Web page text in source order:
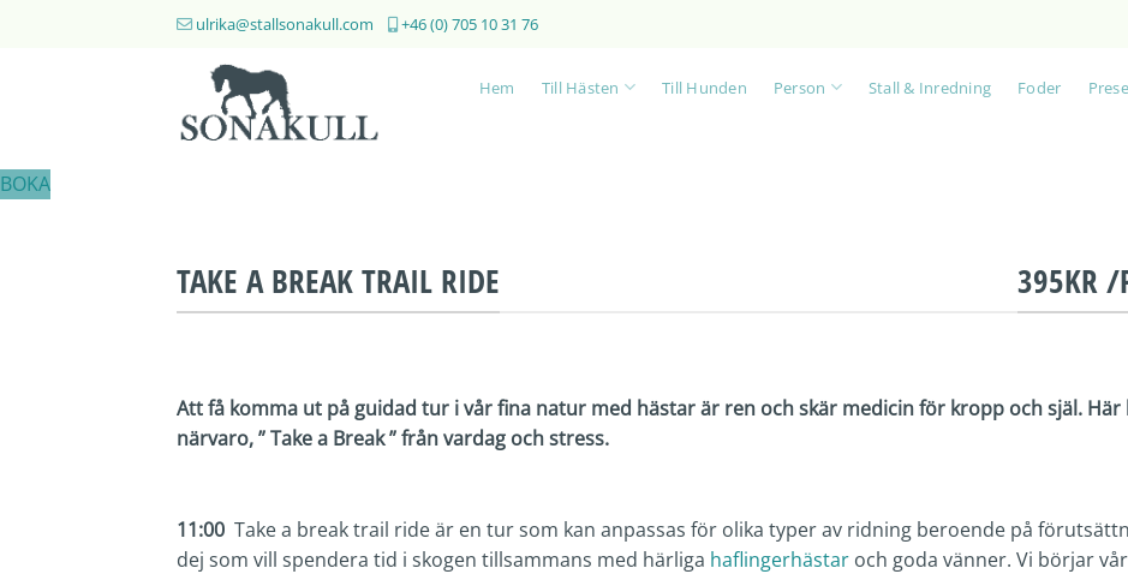
ulrika@stallsonakull.com +46 (0) 705 10 31 76
Hem Till Hästen Till Hunden Person Stall & Inredning Foder
BOKA
TAKE A BREAK TRAIL RIDE 395KR /
Att få komma ut på guidad tur i vår fina natur med hästar är ren och skär medicin för kropp och själ.
närvaro, ” Take a Break ” från vardag och stress.
11:00 Take a break trail ride är en tur som kan anpassas för olika typer av ridning beroende på
dej som vill spendera tid i skogen tillsammans med härliga haflingerhästar och goda vänner. Vi börjar